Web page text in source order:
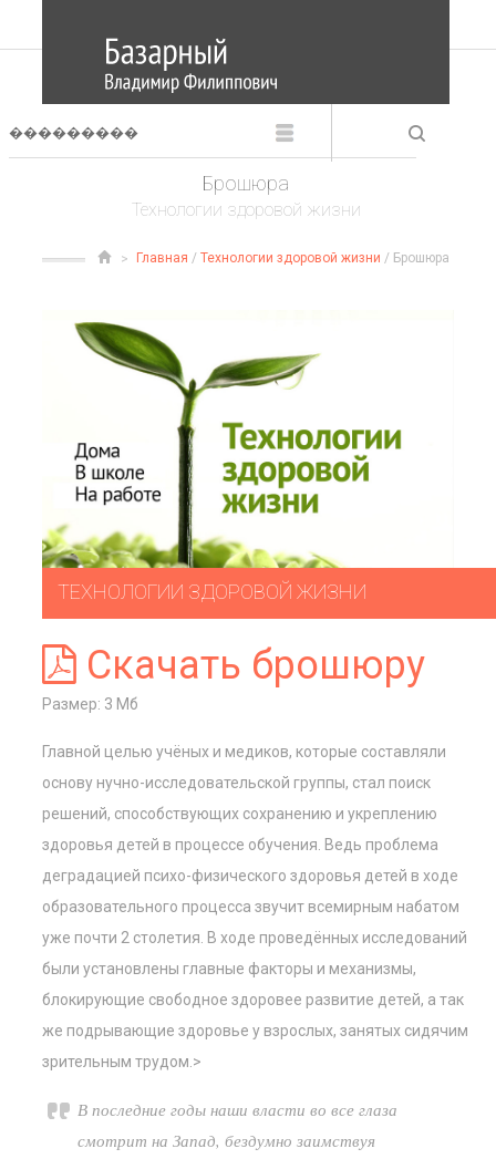
Брошюра
Технологии здоровой жизни
Главная /Технологии здоровой жизни / Брошюра
ТЕХНОЛОГИИ ЗДОРОВОЙ ЖИЗНИ
Скачать брошюру
Размер: 3 Мб
Главной целью учёных и медиков, которые составляли
основу нучно-исследовательской группы, стал поиск
решений, способствующих сохранению и укреплению
здоровья детей в процессе обучения. Ведь проблема
деградацией психо-физического здоровья детей в ходе
образовательного процесса звучит всемирным набатом
уже почти 2 столетия. В ходе проведённых исследований
были установлены главные факторы и механизмы,
блокирующие свободное здоровее развитие детей, а так
же подрывающие здоровье у взрослых, занятых сидячим
зрительным трудом.>
В последние годы наши власти во все глаза
смотрит на Запад, бездумно заимствуя